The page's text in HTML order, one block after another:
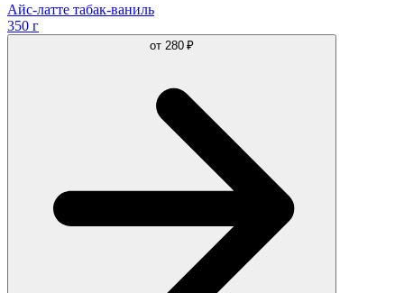
Айс-латте табак-ваниль
350 г
от 280 ₽